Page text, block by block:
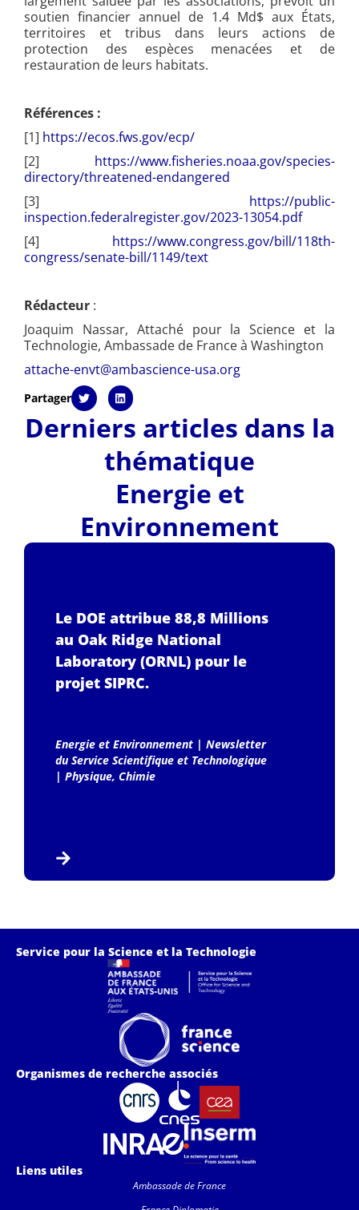
soutien financier annuel de 1.4 Md$ aux États,
territoires et tribus dans leurs actions de
protection des espèces menacées et de
restauration de leurs habitats.
Références :
[1] https://ecos.fws.gov/ecp/
[2] https://www.fisheries.noaa.gov/species-
directory/threatened-endangered
[3] https://public-
inspection.federalregister.gov/2023-13054.pdf
[4] https://www.congress.gov/bill/118th-
congress/senate-bill/1149/text
Rédacteur :
Joaquim Nassar, Attaché pour la Science et la
Technologie, Ambassade de France à Washington
attache-envt@ambascience-usa.org
Partager
Derniers articles dans la
thématique
Energie et
Environnement
Le DOE attribue 88,8 Millions
au Oak Ridge National
Laboratory (ORNL) pour le
projet SIPRC.
Energie et Environnement| Newsletter
du Service Scientifique et Technologique
| Physique, Chimie
Service pour la Science et la Technologie
Organismes de recherche associés
Liens utiles
Ambassade de France